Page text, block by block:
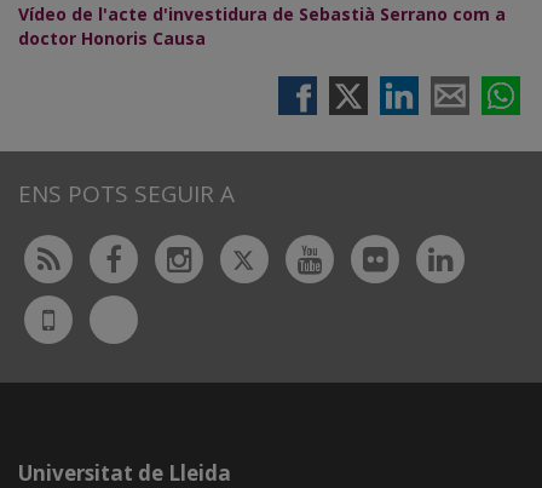
Vídeo de l'acte d'investidura de Sebastià Serrano com a
doctor Honoris Causa
ENS POTS SEGUIR A
Rss FacebookInstagram
TwitterYoutubeFlickr
UdL
App
Bluesky
Universitat de Lleida